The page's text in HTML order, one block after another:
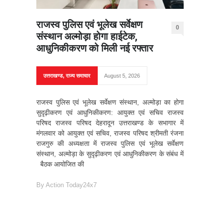
राजस्व पुलिस एवं भूलेख सर्वेक्षण
संस्थान अल्मोड़ा होगा हाईटेक,
आधुनिकीकरण को मिली नई रफ्तार
0
उत्तराखण्ड,राज्य समाचार August 5, 2026
राजस्व पुलिस एवं भूलेख सर्वेक्षण संस्थान, अल्मोड़ा का होगा
सुदृढ़ीकरण एवं आधुनिकीकरण: आयुक्त एवं सचिव राजस्व
परिषद राजस्व परिषद देहरादून उत्तराखण्ड के सभागार में
मंगलवार को आयुक्त एवं सचिव, राजस्व परिषद श्रीमती रंजना
राजगुरु की अध्यक्षता में राजस्व पुलिस एवं भूलेख सर्वेक्षण
संस्थान, अल्मोड़ा के सुदृढ़ीकरण एवं आधुनिकीकरण के संबंध में
बैठक आयोजित की
By Action Today24x7